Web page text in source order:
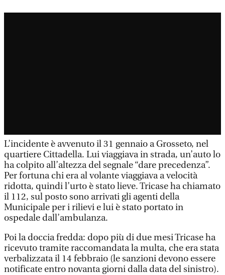
L’incidente è avvenuto il 31 gennaio a Grosseto, nel
quartiere Cittadella. Lui viaggiava in strada, un’auto lo
ha colpito all’altezza del segnale “dare precedenza”.
Per fortuna chi era al volante viaggiava a velocità
ridotta, quindi l’urto è stato lieve. Tricase ha chiamato
il 112, sul posto sono arrivati gli agenti della
Municipale per i rilievi e lui è stato portato in
ospedale dall’ambulanza.
Poi la doccia fredda: dopo più di due mesi Tricase ha
ricevuto tramite raccomandata la multa, che era stata
verbalizzata il 14 febbraio (le sanzioni devono essere
notificate entro novanta giorni dalla data del sinistro).